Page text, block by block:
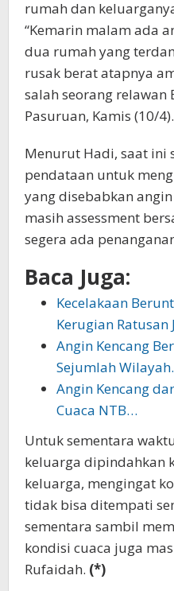
rumah dan
“Kemarin malam ada
dua rumah yang
rusak berat atapnya
salah seorang relawan
Pasuruan, Kamis (10/4).
Menurut Hadi, saat ini
pendataan untuk
yang disebabkan
masih assessment
segera ada
Baca Juga:
Kecelakaan
Kerugian Ratusan
Angin Kencang
Sejumlah
Angin Kencang
Cuaca NTB…
Untuk sementara
keluarga dipindahkan
keluarga, mengingat
tidak bisa ditempati
sementara sambil
kondisi cuaca juga
Rufaidah. (*)